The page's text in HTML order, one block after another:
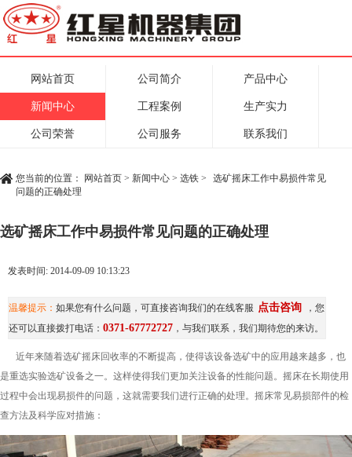
网站首页 公司简介 产品中心
新闻中心 工程案例 生产实力
公司荣誉 公司服务 联系我们
您当前的位置： 网站首页 > 新闻中心 > 选铁 >
选矿摇床工作中易损件常见
问题的正确处理
选矿摇床工作中易损件常见问题的正确处理
发表时间: 2014-09-09 10:13:23
温馨提示： 如果您有什么问题，可直接咨询我们的在线客服 点击咨询
，您
还可以直接拨打电话： 0371-67772727 ，与我们联系，我们期待您的来访。
近年来随着选矿摇床回收率的不断提高，使得该设备选矿中的应用越来越多，也
是重选实验选矿设备之一。这样使得我们更加关注设备的性能问题。摇床在长期使用
过程中会出现易损件的问题，这就需要我们进行正确的处理。摇床常见易损部件的检
查方法及科学应对措施：